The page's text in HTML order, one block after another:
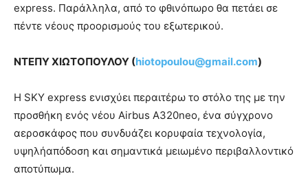
express. Παράλληλα, από το φθινόπωρο θα πετάει σε
πέντε νέους προορισμούς του εξωτερικού.
ΝΤΕΠΥ ΧΙΩΤΟΠΟΥΛΟΥ (hiotopoulou@gmail.com)
Η SKY express ενισχύει περαιτέρω το στόλο της με την
προσθήκη ενός νέου Airbus A320neo, ένα σύγχρονο
αεροσκάφος που συνδυάζει κορυφαία τεχνολογία,
υψηλήαπόδοση και σημαντικά μειωμένο περιβαλλοντικό
αποτύπωμα.